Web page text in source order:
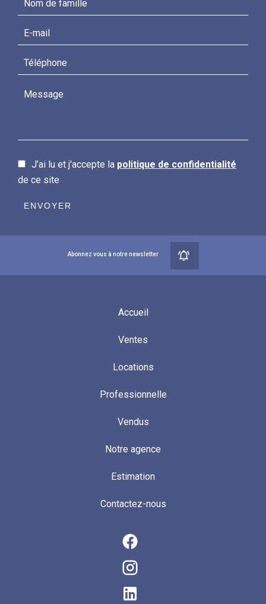
J’ai lu et j'accepte la politique de confidentialité
de ce site
ENVOYER
Abonnez vous à notre newsletter
Accueil
Ventes
Locations
Professionnelle
Vendus
Notre agence
Estimation
Contactez-nous